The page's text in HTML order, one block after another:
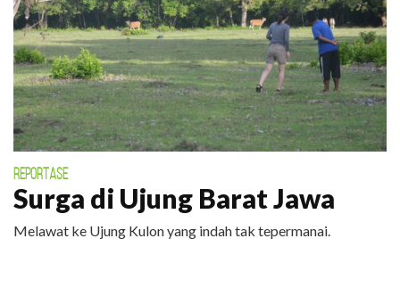
REPORTASE
Surga di Ujung Barat Jawa
Melawat ke Ujung Kulon yang indah tak tepermanai.